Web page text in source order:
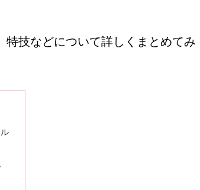
技などについて詳しくまとめてみ